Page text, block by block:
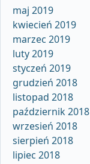
maj 2019
kwiecień 2019
marzec 2019
luty 2019
styczeń 2019
grudzień 2018
listopad 2018
październik 2018
wrzesień 2018
sierpień 2018
lipiec 2018